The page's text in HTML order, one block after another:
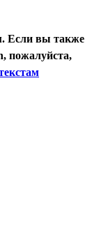
Если вы также
пожалуйста,